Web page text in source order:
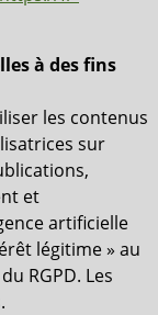
à des fins
les contenus
sur
et
artificielle
légitime » au
RGPD. Les